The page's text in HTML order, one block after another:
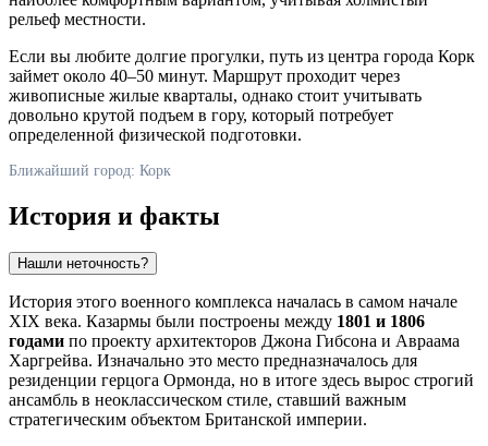
рельеф местности.
Если вы любите долгие прогулки, путь из центра города Корк
займет около 40–50 минут. Маршрут проходит через
живописные жилые кварталы, однако стоит учитывать
довольно крутой подъем в гору, который потребует
определенной физической подготовки.
Ближайший город: Корк
История и факты
Нашли неточность?
История этого военного комплекса началась в самом начале
XIX века. Казармы были построены между 1801 и 1806
годами по проекту архитекторов Джона Гибсона и Авраама
Харгрейва. Изначально это место предназначалось для
резиденции герцога Ормонда, но в итоге здесь вырос строгий
ансамбль в неоклассическом стиле, ставший важным
стратегическим объектом Британской империи.